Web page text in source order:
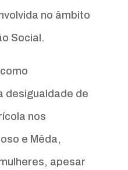
no âmbito
Social.
desigualdade de
nos
e Mêda,
apesar